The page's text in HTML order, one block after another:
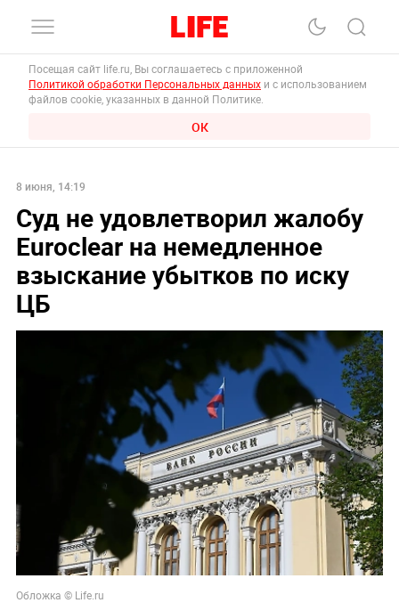
Посещая сайт life.ru, Вы соглашаетесь с приложенной
Политикой обработки Персональных данных и с использованием
файлов cookie, указанных в данной Политике.
ОК
8 июня, 14:19
Суд не удовлетворил жалобу
Euroclear на немедленное
взыскание убытков по иску
ЦБ
Обложка © Life.ru